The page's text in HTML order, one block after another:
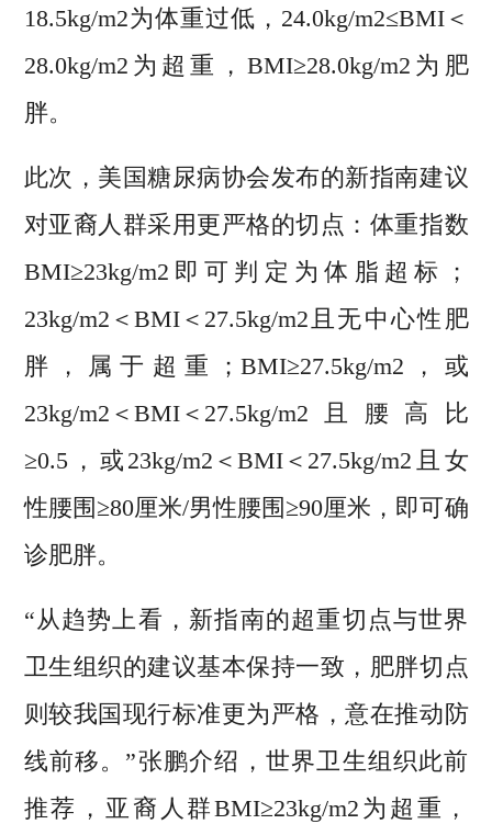
18.5kg/m2为体重过低，24.0kg/m2≤BMI＜
28.0kg/m2为超重，BMI≥28.0kg/m2为肥
胖。
此次，美国糖尿病协会发布的新指南建议
对亚裔人群采用更严格的切点：体重指数
BMI≥23kg/m2即可判定为体脂超标；
23kg/m2＜BMI＜27.5kg/m2且无中心性肥
胖，属于超重；BMI≥27.5kg/m2，或
23kg/m2＜BMI＜27.5kg/m2且腰高比
≥0.5，或23kg/m2＜BMI＜27.5kg/m2且女
性腰围≥80厘米/男性腰围≥90厘米，即可确
诊肥胖。
“从趋势上看，新指南的超重切点与世界
卫生组织的建议基本保持一致，肥胖切点
则较我国现行标准更为严格，意在推动防
线前移。”张鹏介绍，世界卫生组织此前
推荐，亚裔人群BMI≥23kg/m2为超重，